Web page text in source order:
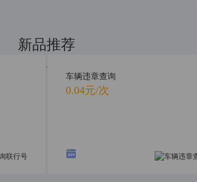
新品推荐
新品首发，抢先体验
车辆违章查询
0.04元/次